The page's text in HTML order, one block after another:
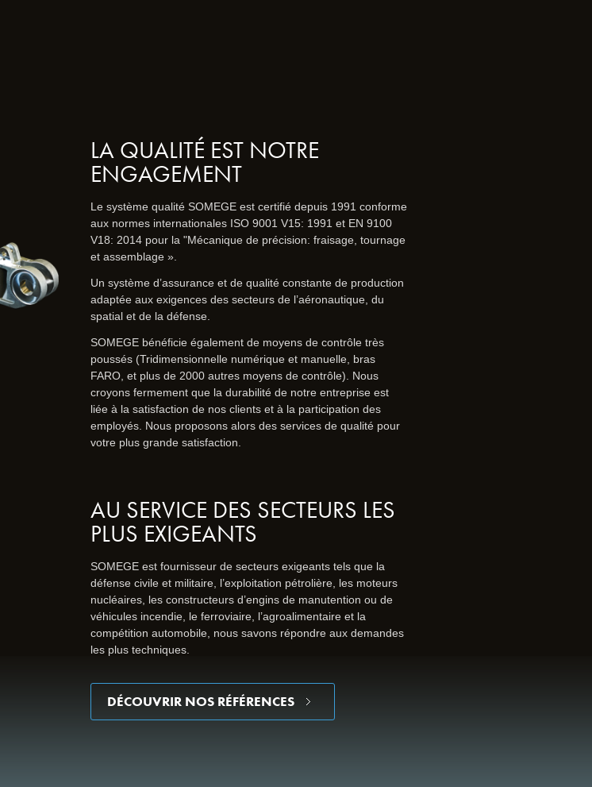
LA QUALITÉ EST NOTRE
ENGAGEMENT
Le système qualité SOMEGE est certifié depuis 1991 conforme
aux normes internationales ISO 9001 V15: 1991 et EN 9100
V18: 2014 pour la "Mécanique de précision: fraisage, tournage
et assemblage ».
Un système d’assurance et de qualité constante de production
adaptée aux exigences des secteurs de l’aéronautique, du
spatial et de la défense.
SOMEGE bénéficie également de moyens de contrôle très
poussés (Tridimensionnelle numérique et manuelle, bras
FARO, et plus de 2000 autres moyens de contrôle). Nous
croyons fermement que la durabilité de notre entreprise est
liée à la satisfaction de nos clients et à la participation des
employés. Nous proposons alors des services de qualité pour
votre plus grande satisfaction.
AU SERVICE DES SECTEURS LES
PLUS EXIGEANTS
SOMEGE est fournisseur de secteurs exigeants tels que la
défense civile et militaire, l’exploitation pétrolière, les moteurs
nucléaires, les constructeurs d’engins de manutention ou de
véhicules incendie, le ferroviaire, l’agroalimentaire et la
compétition automobile, nous savons répondre aux demandes
les plus techniques.
DÉCOUVRIR NOS RÉFÉRENCES